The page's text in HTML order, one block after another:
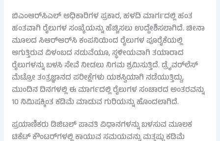
ಬಿಎಂಆರ್‌ಸಿಎಲ್ ಅಧಿಕಾರಿಗಳ ಪ್ರಕಾರ, ಹಳದಿ ಮಾರ್ಗದಲ್ಲಿ ಹಂತ
ಹಂತವಾಗಿ ರೈಲುಗಳ ಸಂಖ್ಯೆಯನ್ನು ಹೆಚ್ಚಿಸಲು ಉದ್ದೇಶಿಸಲಾಗಿದೆ. ಚೀನಾ
ಮೂಲದ ಸಿಆರ್‌ಆರ್‌ಸಿ ಕಂಪನಿಯಿಂದ ರೈಲುಗಳ ಪೂರೈಕೆಯಲ್ಲಿ
ಆಗುತ್ತಿರುವ ವಿಳಂಬದ ನಡುವೆಯೂ, ಸ್ಥಳೀಯವಾಗಿ ತಯಾರಾದ
ರೈಲುಗಳನ್ನು ಬಳಸಿ ಸೇವೆ ನೀಡಲು ನಿಗಮ ಶ್ರಮಿಸುತ್ತಿದೆ. ಡ್ರೈವರ್‌ಲೆಸ್
ಮೆಟ್ರೋ ತಂತ್ರಜ್ಞಾನದ ಪರೀಕ್ಷೆಗಳು ಯಶಸ್ವಿಯಾಗಿ ನಡೆಯುತ್ತಿದ್ದು,
ಮುಂದಿನ ದಿನಗಳಲ್ಲಿ ಈ ಮಾರ್ಗದಲ್ಲಿ ರೈಲುಗಳ ಸಂಚಾರದ ಅಂತರವನ್ನು
10 ನಿಮಿಷಕ್ಕಿಂತ ಕಡಿಮೆ ಮಾಡುವ ಗುರಿಯನ್ನು ಹೊಂದಲಾಗಿದೆ.
ಪ್ರಯಾಣಿಕರು ಡಿಜಿಟಲ್ ಪಾವತಿ ವಿಧಾನಗಳನ್ನು ಬಳಸುವ ಮೂಲಕ
ಟಿಕೆಟ್ ಕೌಂಟರ್‌ಗಳಲ್ಲಿ ಕಾಯುವ ಸಮಯವನ್ನು ಮತ್ತಷ್ಟು ಕಡಿಮೆ